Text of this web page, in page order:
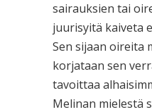
sairauksien tai
juurisyitä kaiveta
Sen sijaan oireita
korjataan sen
tavoittaa
Melinan mielestä